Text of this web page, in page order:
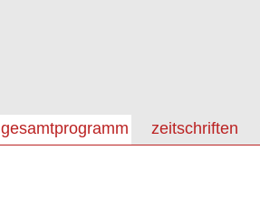
gesamtprogramm zeitschriften